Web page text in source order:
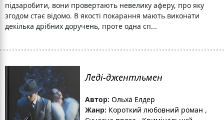
підзаробити, вони провертають невелику аферу, про яку
згодом стає відомо. В якості покарання мають виконати
декілька дрібних доручень, проте одна сп...
Леді-джентльмен
Автор: Ольха Елдер
Жанр: Короткий любовний роман ,